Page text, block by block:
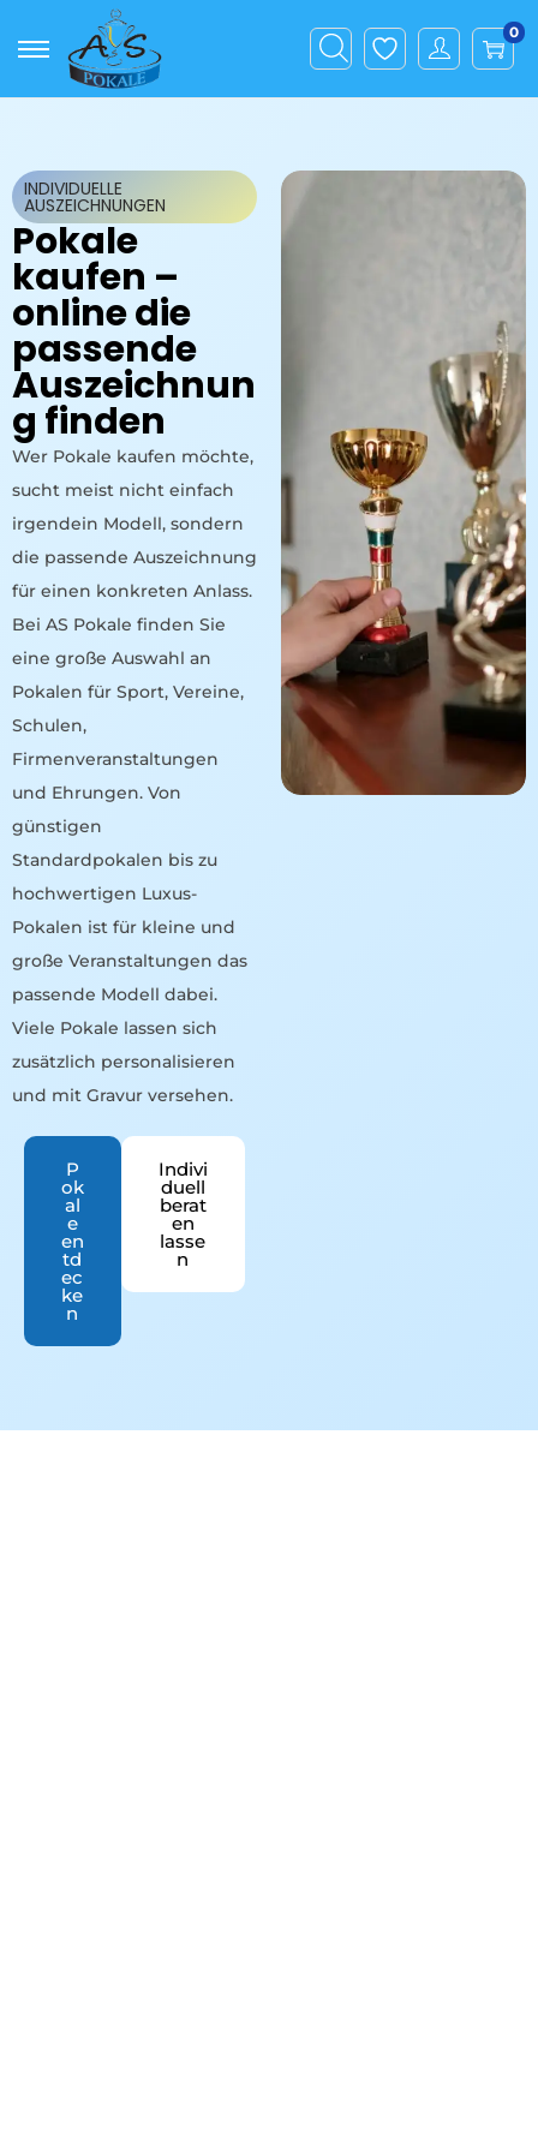
0
INDIVIDUELLE
AUSZEICHNUNGEN
Pokale
kaufen –
online die
passende
Auszeichnun
g finden
Wer Pokale kaufen möchte,
sucht meist nicht einfach
irgendein Modell, sondern
die passende Auszeichnung
für einen konkreten Anlass.
Bei AS Pokale finden Sie
eine große Auswahl an
Pokalen für Sport, Vereine,
Schulen,
Firmenveranstaltungen
und Ehrungen. Von
günstigen
Standardpokalen bis zu
hochwertigen Luxus-
Pokalen ist für kleine und
große Veranstaltungen das
passende Modell dabei.
Viele Pokale lassen sich
zusätzlich personalisieren
und mit Gravur versehen.
P
ok
al
e
en
td
ec
ke
n
Indivi
duell
berat
en
lasse
n